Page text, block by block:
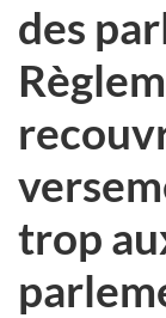
des
trop